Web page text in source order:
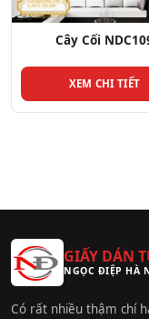
Cây Cối
XEM CHI TIẾT
GIẤY DÁN
NGỌC ĐIỆP HÀ
Có rất nhiều thậm chí